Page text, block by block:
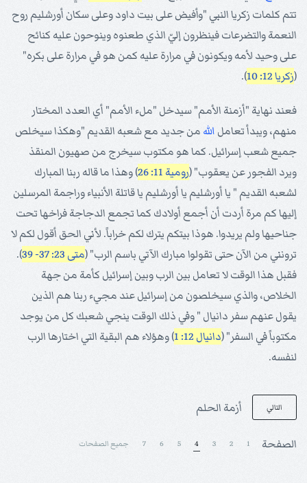
تتم كلمات زكريا النبي "وأفيض على بيت داود وعلى سكان أورشليم روح
النعمة والتضرعات فينظرون إليّ الذي طعنوه وينوحون عليه كنائح
على وحيد لأمه ويكونون في مرارة عليه كمن هو في مرارة على بكره"
(زكريا 12: 10 ).
فعند نهاية "أزمنة الأمم" سيدخل "ملء الأمم" أي العدد المختار
منهم، ويبدأ تعامل الله من جديد مع شعبه القديم "وهكذا سيخلص
جميع شعب إسرائيل. كما هو مكتوب سيخرج من صهيون المنقذ
ويرد الفجور عن يعقوب" (رومية 11: 26
) وهذا ما قاله ربنا المبارك
لشعبه القديم " يا أورشليم يا أورشليم يا قاتلة الأنبياء وراجمة المرسلين
إليها كم مرة أردت أن أجمع أولادك كما تجمع الدجاجة فراخها تحت
جناحيها ولم يريدوا. هوذا بيتكم يترك لكم خراباً. لأني الحق أقول لكم لا
ترونني من الآن حتى تقولوا مبارك الآتي باسم الرب" (متى 23: 37- 39
).
فقبل هذا الوقت لا تعامل بين الرب وبين إسرائيل كأمة من جهة
الخلاص، والذي سيخلصون من إسرائيل عند مجيء ربنا هم الذين
يقول عنهم سفر دانيال " وفي ذلك الوقت ينجي شعبك كل من يوجد
مكتوباً في السفر" (دانيال 12: 1
) وهؤلاء هم البقية التي اختارها الرب
لنفسه.
التالي أزمة الحلم
الصفحة 1
2
3
4
5
6
7 جميع الصفحات